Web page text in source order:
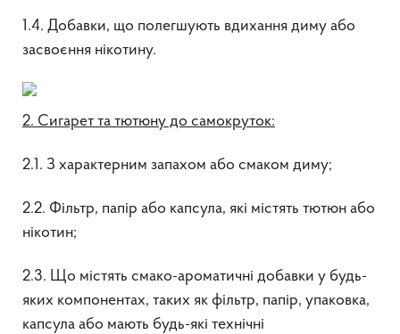
1.4. Добавки, що полегшують вдихання диму або
засвоєння нікотину.
2. Сигарет та тютюну до самокруток:
2.1. З характерним запахом або смаком диму;
2.2. Фільтр, папір або капсула, які містять тютюн або
нікотин;
2.3. Що містять смако-ароматичні добавки у будь-
яких компонентах, таких як фільтр, папір, упаковка,
капсула або мають будь-які технічні